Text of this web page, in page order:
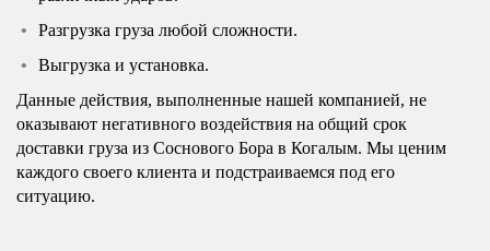
Разгрузка груза любой сложности.
Выгрузка и установка.
Данные действия, выполненные нашей компанией, не
оказывают негативного воздействия на общий срок
доставки груза из Соснового Бора в Когалым. Мы ценим
каждого своего клиента и подстраиваемся под его
ситуацию.